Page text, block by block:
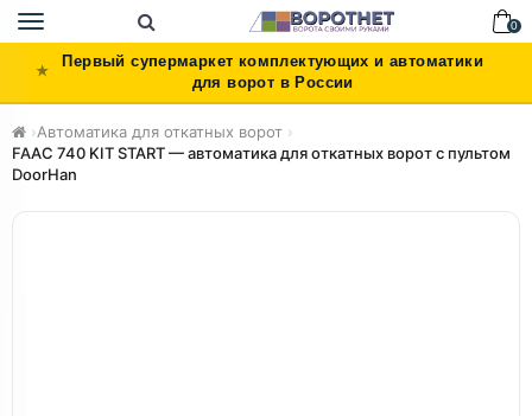
Toggle
navigation
0
Первый супермаркет комплектующих и автоматики
для ворот в России
›Автоматика для откатных ворот ›
FAAC 740 KIT START — автоматика для откатных ворот с пультом
DoorHan